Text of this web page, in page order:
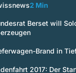
2 Min
Berset will
Brand in
2017: Der